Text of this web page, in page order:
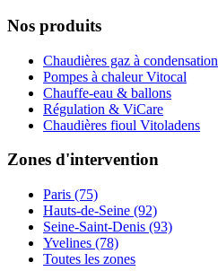
Nos produits
Chaudières gaz à
Pompes à chaleur Vitocal
Chauffe-eau & ballons
Régulation & ViCare
Chaudières fioul Vitoladens
Zones d'intervention
Paris (75)
Hauts-de-Seine (92)
Seine-Saint-Denis (93)
Yvelines (78)
Toutes les zones